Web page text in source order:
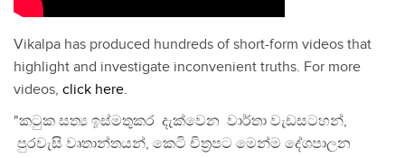
Vikalpa has produced hundreds of short-form videos that
highlight and investigate inconvenient truths. For more
videos, click here.
"කටුක සත්‍ය ඉස්මතුකර දැක්වෙන වාර්තා වැඩසටහන්,
පුරවැසි වෘතාන්තයන්, කෙටි චිත්‍රපට මෙන්ම දේශපාලන